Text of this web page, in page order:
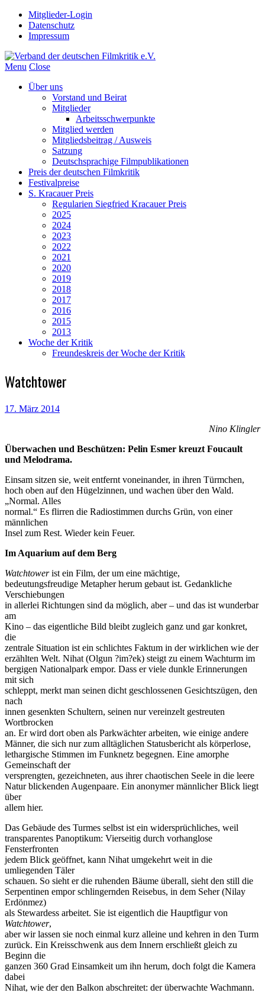
Mitglieder-Login
Datenschutz
Impressum
Menu Close
Über uns
Vorstand und Beirat
Mitglieder
Arbeitsschwerpunkte
Mitglied werden
Mitgliedsbeitrag / Ausweis
Satzung
Deutschsprachige Filmpublikationen
Preis der deutschen Filmkritik
Festivalpreise
S. Kracauer Preis
Regularien Siegfried Kracauer Preis
2025
2024
2023
2022
2021
2020
2019
2018
2017
2016
2015
2013
Woche der Kritik
Freundeskreis der Woche der Kritik
Watchtower
17. März 2014
Nino Klingler
Überwachen und Beschützen: Pelin Esmer kreuzt Foucault
und Melodrama.
Einsam sitzen sie, weit entfernt voneinander, in ihren Türmchen,
hoch oben auf den Hügelzinnen, und wachen über den Wald.
„Normal. Alles
normal.“ Es flirren die Radiostimmen durchs Grün, von einer
männlichen
Insel zum Rest. Wieder kein Feuer.
Im Aquarium auf dem Berg
Watchtowerist ein Film, der um eine mächtige,
bedeutungsfreudige Metapher herum gebaut ist. Gedankliche
Verschiebungen
in allerlei Richtungen sind da möglich, aber – und das ist wunderbar
am
Kino – das eigentliche Bild bleibt zugleich ganz und gar konkret,
die
zentrale Situation ist ein schlichtes Faktum in der wirklichen wie der
erzählten Welt. Nihat (Olgun ?im?ek) steigt zu einem Wachturm im
bergigen Nationalpark empor. Dass er viele dunkle Erinnerungen
mit sich
schleppt, merkt man seinen dicht geschlossenen Gesichtszügen, den
nach
innen gesenkten Schultern, seinen nur vereinzelt gestreuten
Wortbrocken
an. Er wird dort oben als Parkwächter arbeiten, wie einige andere
Männer, die sich nur zum alltäglichen Statusbericht als körperlose,
lethargische Stimmen im Funknetz begegnen. Eine amorphe
Gemeinschaft der
versprengten, gezeichneten, aus ihrer chaotischen Seele in die leere
Natur blickenden Augenpaare. Ein anonymer männlicher Blick liegt
über
allem hier.
Das Gebäude des Turmes selbst ist ein widersprüchliches, weil
transparentes Panoptikum: Vierseitig durch vorhanglose
Fensterfronten
jedem Blick geöffnet, kann Nihat umgekehrt weit in die
umliegenden Täler
schauen. So sieht er die ruhenden Bäume überall, sieht den still die
Serpentinen empor schlingernden Reisebus, in dem Seher (Nilay
Erdönmez)
als Stewardess arbeitet. Sie ist eigentlich die Hauptfigur von
Watchtower,
aber wir lassen sie noch einmal kurz alleine und kehren in den Turm
zurück. Ein Kreisschwenk aus dem Innern erschließt gleich zu
Beginn die
ganzen 360 Grad Einsamkeit um ihn herum, doch folgt die Kamera
dabei
Nihat, wie der den Balkon abschreitet: der überwachte Wachmann.